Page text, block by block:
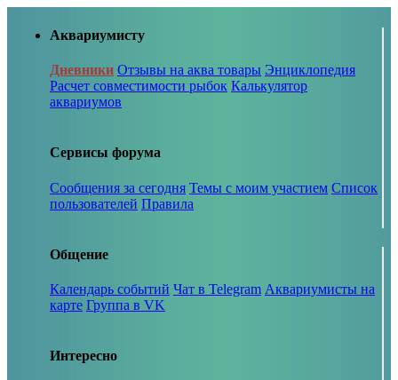
Аквариумисту
Дневники Отзывы на аква товары Энциклопедия
Расчет совместимости рыбок Калькулятор
аквариумов
Сервисы форума
Сообщения за сегодня Темы с моим участием Список
пользователей Правила
Общение
Календарь событий Чат в Telegram Аквариумисты на
карте Группа в VK
Интересно